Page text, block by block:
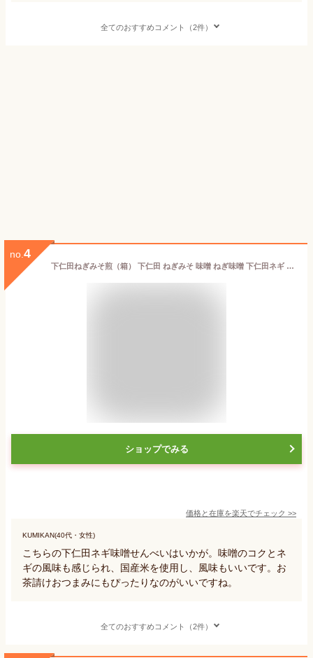
全てのおすすめコメント（2件）
no. 4
下仁田ねぎみそ煎（箱） 下仁田 ねぎみそ 味噌 ねぎ味噌 下仁田ネギ 下仁田ネギミソ煎 せんべい 煎餅 センベイ 下仁田ねぎ 群馬 ぐんま お土産 土産 プレゼント ギフト 贈りもの 贈り物 敬老の日 母の日 父の日
ショップでみる
価格と在庫を楽天でチェック >>
KUMIKAN(40代・女性)
こちらの下仁田ネギ味噌せんべいはいかが。味噌のコクとネ
ギの風味も感じられ、国産米を使用し、風味もいいです。お
茶請けおつまみにもぴったりなのがいいですね。
全てのおすすめコメント（2件）